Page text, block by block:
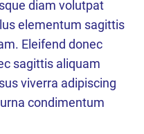
diam volutpat
elementum sagittis
Eleifend donec
sagittis aliquam
viverra adipiscing
condimentum